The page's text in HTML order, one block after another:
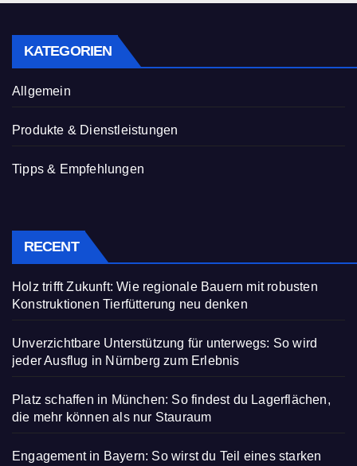
KATEGORIEN
Allgemein
Produkte & Dienstleistungen
Tipps & Empfehlungen
RECENT
Holz trifft Zukunft: Wie regionale Bauern mit robusten
Konstruktionen Tierfütterung neu denken
Unverzichtbare Unterstützung für unterwegs: So wird
jeder Ausflug in Nürnberg zum Erlebnis
Platz schaffen in München: So findest du Lagerflächen,
die mehr können als nur Stauraum
Engagement in Bayern: So wirst du Teil eines starken